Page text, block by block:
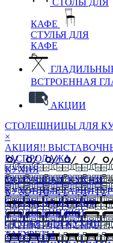
СТОЛЫ ДЛЯ
КАФЕ
СТУЛЬЯ ДЛЯ
КАФЕ
ВСТРОЕННАЯ
АКЦИИ
СТОЛЕШНИЦЫ ДЛЯ
×
АКЦИЯ!!
РАСПРОДАЖА
КУХНЯ
МОДУЛЬНЫЕ КУХНИ
КУХОННЫЕ
СТОЛЫ НА КУХНЮ
СТОЛЫ КНИЖКИ
СТУЛЬЯ ДЛЯ КУХНИ
ТАБУРЕТЫ